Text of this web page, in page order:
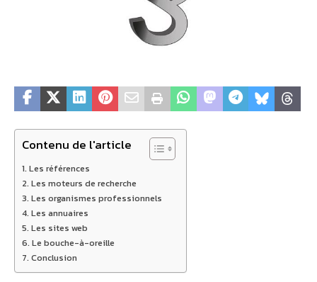
Contenu de l'article
Les références
Les moteurs de recherche
Les organismes professionnels
Les annuaires
Les sites web
Le bouche-à-oreille
Conclusion